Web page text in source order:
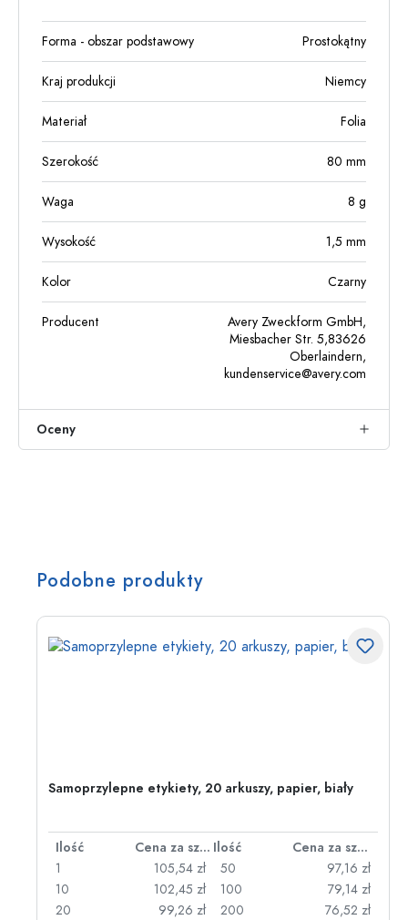
Forma - obszar podstawowy Prostokątny
Kraj produkcji Niemcy
Materiał Folia
Szerokość 80 mm
Waga 8 g
Wysokość 1,5 mm
Kolor Czarny
Producent
Avery Zweckform GmbH,
Miesbacher Str. 5,83626
Oberlaindern,
kundenservice@avery.com
Oceny
Podobne produkty
Samoprzylepne etykiety, 20 arkuszy, papier, biały
Ilość Cena za sztukę Ilość
Cena za sztukę
1
105,54 zł
10
102,45 zł
20
99,26 zł
50
97,16 zł
100
79,14 zł
200
76,52 zł